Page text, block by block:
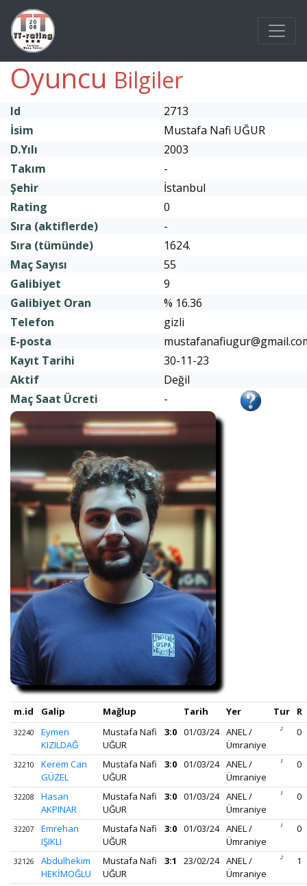
Oyuncu Bilgiler
Id
2713
İsim
Mustafa Nafi UĞUR
D.Yılı
2003
Takım
-
Şehir
İstanbul
Rating
0
Sıra (aktiflerde)
-
Sıra (tümünde)
1624.
Maç Sayısı
55
Galibiyet
9
Galibiyet Oran
% 16.36
Telefon
gizli
E-posta
Kayıt Tarihi
30-11-23
Aktif
Değil
Maç Saat Ücreti
-
m.id Galip Mağlup Tarih Yer Tur R
32240
Eymen
KIZILDAĞ
Mustafa Nafi
UĞUR
3:0 01/03/24 ANEL /
Ümraniye
2 0
32210
Kerem Can
GÜZEL
Mustafa Nafi
UĞUR
3:0 01/03/24 ANEL /
Ümraniye
1 0
32208
Hasan
AKPINAR
Mustafa Nafi
UĞUR
3:0 01/03/24 ANEL /
Ümraniye
1 0
32207
Emrehan
IŞIKLI
Mustafa Nafi
UĞUR
3:0 01/03/24 ANEL /
Ümraniye
1 0
32126
Abdulhekim
HEKİMOĞLU
Mustafa Nafi
UĞUR
3:1 23/02/24 ANEL /
Ümraniye
2 1